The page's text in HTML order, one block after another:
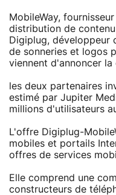
MobileWay,
distribution de
Digiplug, développeur
de sonneries et logos
viennent d'annoncer
les deux partenaires
estimé par Jupiter
millions d'utilisateurs
L'offre Digiplug-
mobiles et portails
offres de services
Elle comprend une
constructeurs de